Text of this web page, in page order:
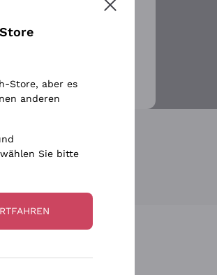
Chardonnay
Bestimmungen
Store, aber es
anderen
Sie bitte